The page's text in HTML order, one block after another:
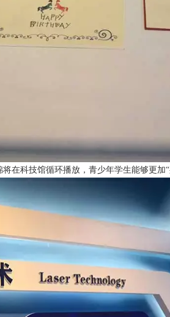
在科技馆循环播放，青少年学生能够更加